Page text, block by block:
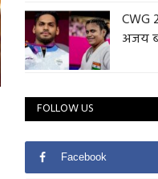
CWG
अजय
FOLLOW US
Facebook